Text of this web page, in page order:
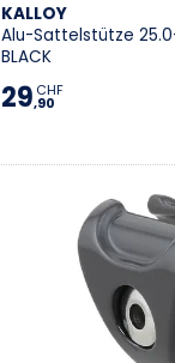
KALLOY
Alu-Sattelstütze
BLACK
29,90
CHF